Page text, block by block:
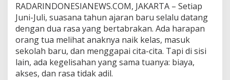
RADARINDONESIANEWS.COM, JAKARTA – Setiap
Juni-Juli, suasana tahun ajaran baru selalu datang
dengan dua rasa yang bertabrakan. Ada harapan
orang tua melihat anaknya naik kelas, masuk
sekolah baru, dan menggapai cita-cita. Tapi di sisi
lain, ada kegelisahan yang sama tuanya: biaya,
akses, dan rasa tidak adil.